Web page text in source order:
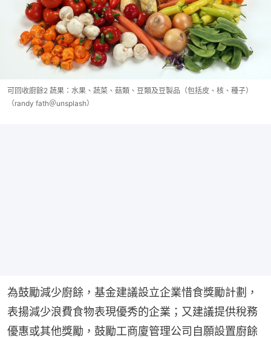
可回收廚餘2 蔬果：水果、蔬菜、菇類、豆類及豆製品（包括皮、核、種子）
（randy fath＠unsplash）
為鼓勵減少廚餘，基金建議設立企業惜食獎勵計劃，
表揚減少浪費食物表現優秀的企業；又建議提供稅務
優惠或其他獎勵，鼓勵工商廈管理公司自願設置廚餘